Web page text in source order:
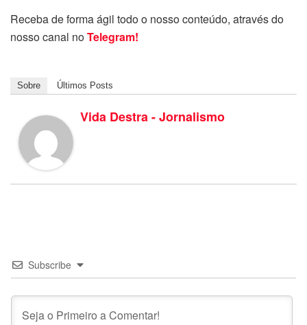
Receba de forma ágil todo o nosso conteúdo, através do
nosso canal noTelegram!
Sobre Últimos Posts
Vida Destra - Jornalismo
Subscribe